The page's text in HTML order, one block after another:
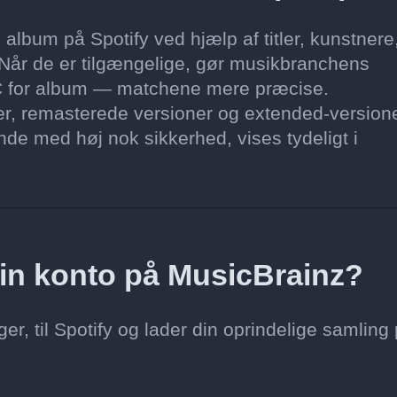
på Spotify ved hjælp af titler, kunstnere,
de er tilgængelige, gør musikbranchens
for album — matchene mere præcise.
remasterede versioner og extended-
med høj nok sikkerhed, vises tydeligt i
konto på MusicBrainz?
til Spotify og lader din oprindelige samling